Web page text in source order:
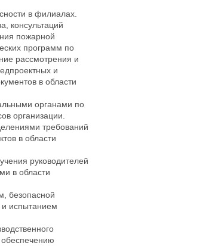
в филиалах.
консультаций
пожарной
программ по
рассмотрения и
и
в области
органами по
организации.
требований
в области
руководителей
в области
безопасной
испытанием
обеспечению